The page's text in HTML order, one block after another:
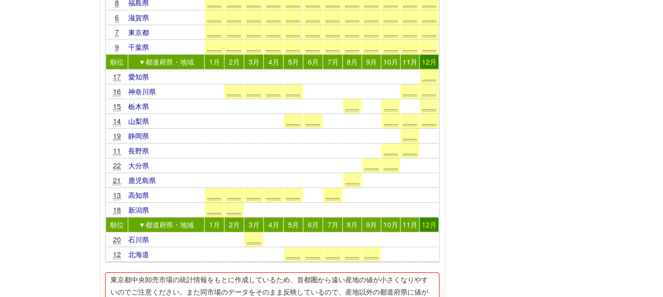
6
滋賀県
7
東京都
9
千葉県
順位
▼都道府県・地域 1月 2月 3月 4月 5月 6月 7月 8月 9月 10月 11月
12月
17
愛知県
16
神奈川県
15
栃木県
14
山梨県
19
静岡県
11
長野県
22
大分県
21
鹿児島県
13
高知県
18
新潟県
順位
▼都道府県・地域 1月 2月 3月 4月 5月 6月 7月 8月 9月 10月 11月
12月
20
石川県
12
北海道
東京都中央卸売市場の統計情報をもとに作成しているため、首都圏から遠い産地の値が小さくなりやす
いのでご注意ください。また同市場のデータをそのまま反映しているので、産地以外の都道府県に値が